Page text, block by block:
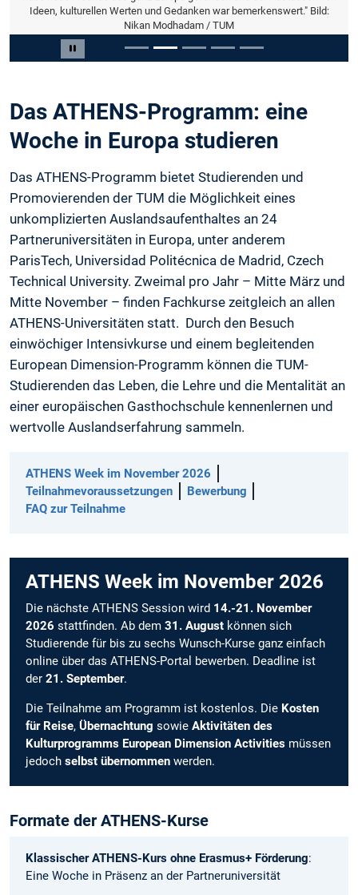
Carousel pausieren
Ideen, kulturellen Werten und Gedanken war bemerkenswert." Bild:
Nikan Modhadam / TUM
Slide 2 von 5
Das ATHENS-Programm: eine
Woche in Europa studieren
Das ATHENS-Programm bietet Studierenden und
Promovierenden der TUM die Möglichkeit eines
unkomplizierten Auslandsaufenthaltes an 24
Partneruniversitäten in Europa, unter anderem
ParisTech, Universidad Politécnica de Madrid, Czech
Technical University. Zweimal pro Jahr – Mitte März und
Mitte November – finden Fachkurse zeitgleich an allen
ATHENS-Universitäten statt. Durch den Besuch
einwöchiger Intensivkurse und einem begleitenden
European Dimension-Programm können die TUM-
Studierenden das Leben, die Lehre und die Mentalität an
einer europäischen Gasthochschule kennenlernen und
wertvolle Auslandserfahrung sammeln.
ATHENS Week im November 2026
Teilnahmevoraussetzungen
Bewerbung
FAQ zur Teilnahme
ATHENS Week im November 2026
Die nächste ATHENS Session wird 14.-21. November
2026 stattfinden. Ab dem 31. August können sich
Studierende für bis zu sechs Wunsch-Kurse ganz einfach
online über das ATHENS-Portal bewerben. Deadline ist
der 21. September.
Die Teilnahme am Programm ist kostenlos. Die Kosten
für Reise, Übernachtung sowie Aktivitäten des
Kulturprogramms European Dimension Activities müssen
jedoch selbst übernommen werden.
Formate der ATHENS-Kurse
Klassischer ATHENS-Kurs ohne Erasmus+ Förderung:
Eine Woche in Präsenz an der Partneruniversität